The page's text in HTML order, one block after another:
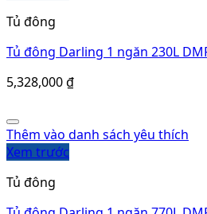
Thêm vào danh sách yêu thích
Xem trước
Tủ đông Darling Inverter 2 ngăn